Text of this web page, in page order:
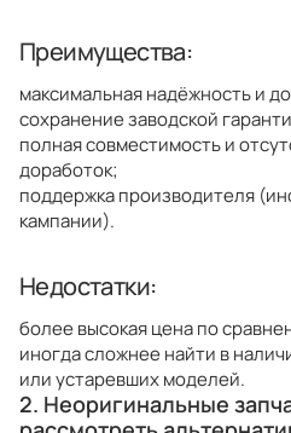
Преимущества:
максимальная надёжность и
сохранение заводской
полная совместимость и
доработок;
поддержка производителя
кампании).
Недостатки:
более высокая цена по
иногда сложнее найти в
или устаревших моделей.
2. Неоригинальные